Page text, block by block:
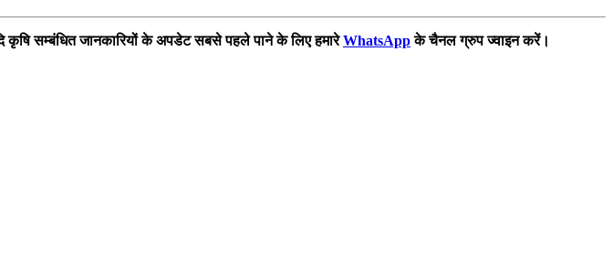
कृषि सम्बंधित जानकारियों के अपडेट सबसे पहले पाने के लिए हमारेWhatsAppके चैनल ग्रुप ज्वाइन करें।